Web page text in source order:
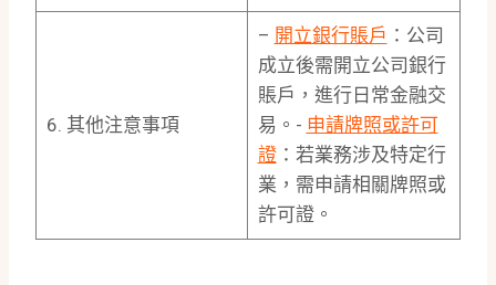
6. 其他注意事項
– 開立銀行賬戶 ：公司
成立後需開立公司銀行
賬戶，進行日常金融交
易。- 申請牌照或許可
證：若業務涉及特定行
業，需申請相關牌照或
許可證。